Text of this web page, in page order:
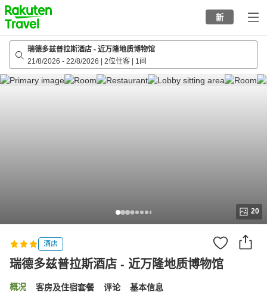
to
top
page
新
瑞德多兹普拉斯酒店 - 近万隆地质博物馆
21/8/2026 - 22/8/2026 2位住客 1间
20
酒店
瑞德多兹普拉斯酒店 - 近万隆地质博物馆
概况 客房及住宿套餐 评论 基本信息